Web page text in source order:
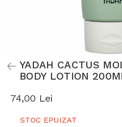
YADAH CACTUS
BODY LOTION
74,00 Lei
STOC EPUIZAT